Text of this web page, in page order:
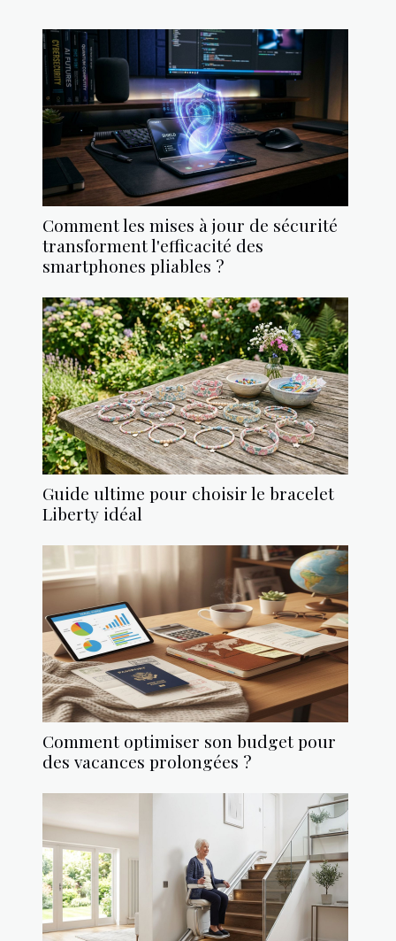
Comment les mises à jour de sécurité
transforment l'efficacité des
smartphones pliables ?
Guide ultime pour choisir le bracelet
Liberty idéal
Comment optimiser son budget pour
des vacances prolongées ?